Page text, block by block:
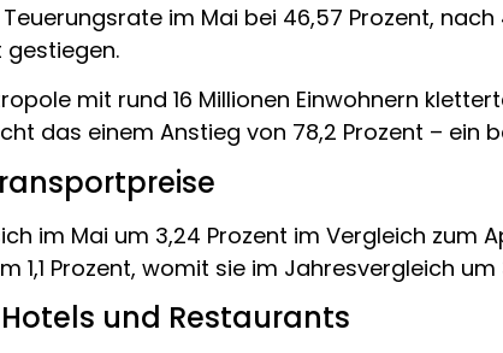
im Mai bei 46,57 Prozent,
gestiegen.
mit rund 16 Millionen Einwohnern
das einem Anstieg von 78,2 Prozent – ein
im Mai um 3,24 Prozent im Vergleich zum
1,1 Prozent, womit sie im Jahresvergleich
und Restaurants